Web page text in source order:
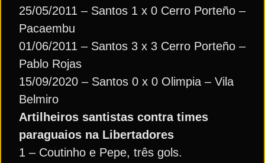
25/05/2011 – Santos 1 x 0 Cerro Porteño –
Pacaembu
01/06/2011 – Santos 3 x 3 Cerro Porteño –
Pablo Rojas
15/09/2020 – Santos 0 x 0 Olimpia – Vila
Belmiro
Artilheiros santistas contra times
paraguaios na Libertadores
1 – Coutinho e Pepe, três gols.